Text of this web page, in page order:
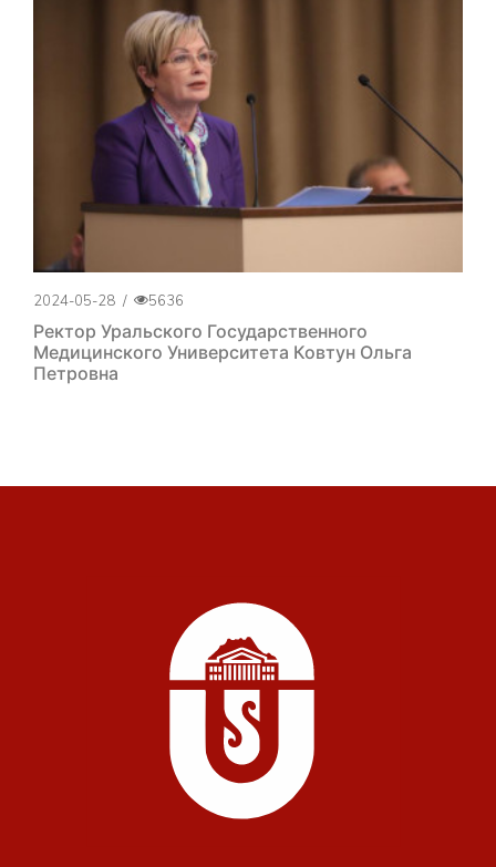
2024-05-28 / 5636
Ректор Уральского Государственного
Медицинского Университета Ковтун Ольга
Петровна